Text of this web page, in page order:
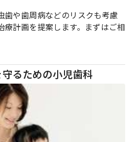
歯や歯周病などのリスクも考慮
療計画を提案します。まずはご相
るための小児歯科